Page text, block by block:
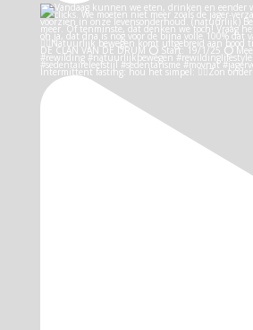
Intermittent fasting: hou het simpel: 👉🏻Zon onder